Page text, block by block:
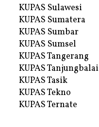
KUPAS Sulawesi
KUPAS Sumatera
KUPAS Sumbar
KUPAS Sumsel
KUPAS Tangerang
KUPAS Tanjungbalai
KUPAS Tasik
KUPAS Tekno
KUPAS Ternate